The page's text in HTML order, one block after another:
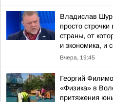
Владислав
просто
страны, от
и экономика, и
Вчера, 19:45
Георгий
«Физика» в
притяжения